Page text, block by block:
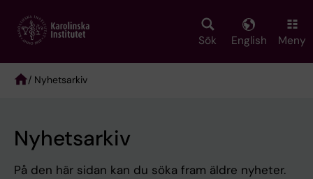
main
Sök English Meny
/ Nyhetsarkiv
Nyhetsarkiv
På den här sidan kan du söka fram äldre nyheter.